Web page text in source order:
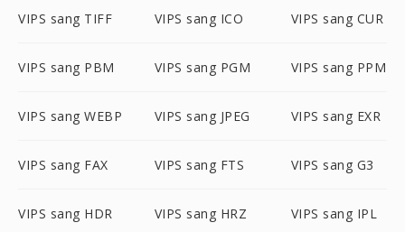
VIPS sang TIFF VIPS sang ICO VIPS sang CUR
VIPS sang PBM VIPS sang PGM VIPS sang PPM
VIPS sang WEBP VIPS sang JPEG VIPS sang EXR
VIPS sang FAX VIPS sang FTS VIPS sang G3
VIPS sang HDR VIPS sang HRZ VIPS sang IPL